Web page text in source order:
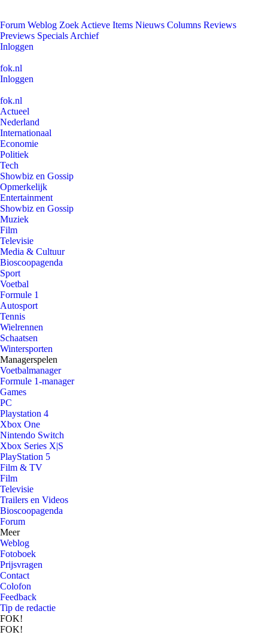
Forum Weblog Zoek Actieve Items Nieuws Columns Reviews
Previews Specials Archief
Inloggen
fok.nl
Inloggen
fok.nl
Actueel
Nederland
Internationaal
Economie
Politiek
Tech
Showbiz en Gossip
Opmerkelijk
Entertainment
Showbiz en Gossip
Muziek
Film
Televisie
Media & Cultuur
Bioscoopagenda
Sport
Voetbal
Formule 1
Autosport
Tennis
Wielrennen
Schaatsen
Wintersporten
Managerspelen
Voetbalmanager
Formule 1-manager
Games
PC
Playstation 4
Xbox One
Nintendo Switch
Xbox Series X|S
PlayStation 5
Film & TV
Film
Televisie
Trailers en Videos
Bioscoopagenda
Forum
Meer
Weblog
Fotoboek
Prijsvragen
Contact
Colofon
Feedback
Tip de redactie
FOK!
FOK!